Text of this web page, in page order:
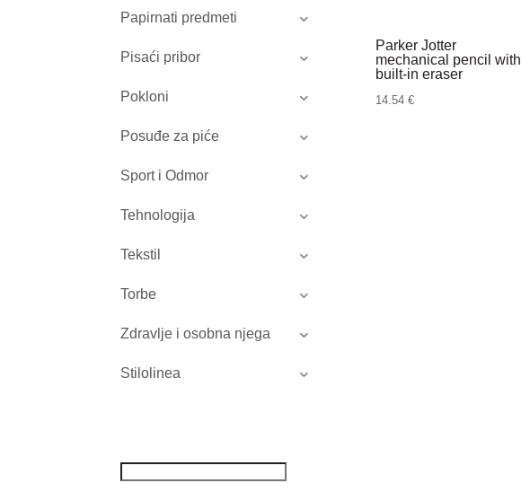
Papirnati predmeti
Pisaći pribor
Pokloni
Posuđe za piće
Sport i Odmor
Tehnologija
Tekstil
Torbe
Zdravlje i osobna njega
Stilolinea
Parker Jotter
mechanical pencil with
built-in eraser
14.54 €